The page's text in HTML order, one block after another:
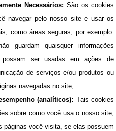
Necessários: São os cookies
navegar pelo nosso site e usar os
como áreas seguras, por exemplo.
guardam quaisquer informações
ser usadas em ações de
de serviços e/ou produtos ou
navegadas no site;
(analíticos): Tais cookies
sobre como você usa o nosso site,
páginas você visita, se elas possuem